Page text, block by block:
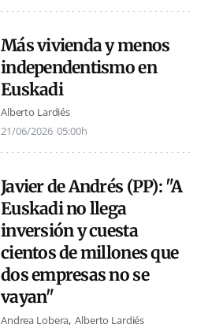
Más vivienda y menos
independentismo en
Euskadi
Alberto Lardiés
21/06/2026 05:00h
Javier de Andrés (PP): "A
Euskadi no llega
inversión y cuesta
cientos de millones que
dos empresas no se
vayan"
Andrea Lobera Alberto Lardiés